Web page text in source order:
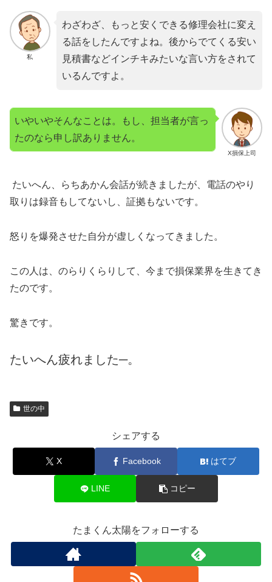
私
わざわざ、もっと安くできる修理会社に変え
る話をしたんですよね。後からでてくる安い
見積書などインチキみたいな言い方をされて
いるんですよ。
X損保上司
いやいやそんなことは。もし、担当者が言っ
たのなら申し訳ありません。
たいへん、らちあかん会話が続きましたが、電話のやり
取りは録音もしてないし、証拠もないです。
怒りを爆発させた自分が虚しくなってきました。
この人は、のらりくらりして、今まで損保業界を生きてき
たのです。
驚きです。
たいへん疲れました─。
世の中
シェアする
X Facebook はてブ
LINE コピー
たまくん太陽をフォローする